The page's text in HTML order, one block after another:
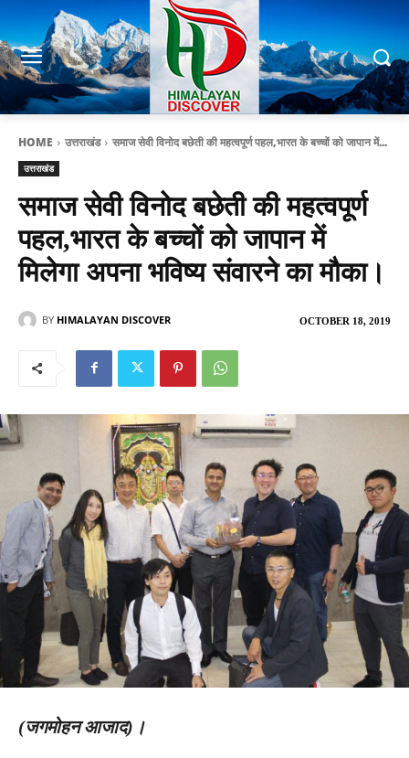
HOME उत्तराखंड समाज सेवी विनोद बछेती की महत्वपूर्ण पहल,भारत के बच्चों को जापान में...
उत्तराखंड
समाज सेवी विनोद बछेती की महत्वपूर्ण
पहल,भारत के बच्चों को जापान में
मिलेगा अपना भविष्य संवारने का मौका।
OCTOBER 18, 2019
BY HIMALAYAN DISCOVER
(जगमोहन आजाद)।